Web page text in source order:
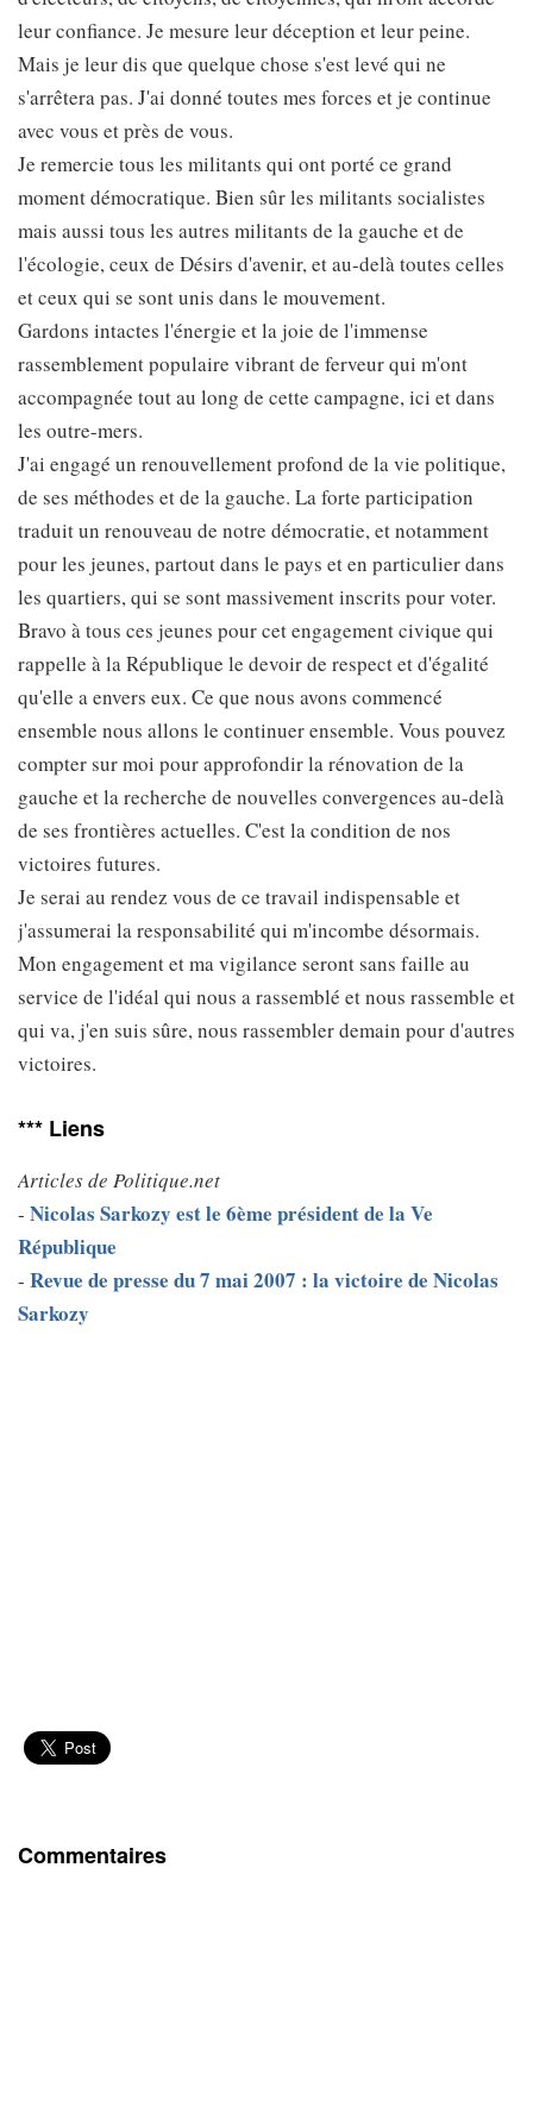
leur confiance. Je mesure leur déception et leur peine.
Mais je leur dis que quelque chose s'est levé qui ne
s'arrêtera pas. J'ai donné toutes mes forces et je continue
avec vous et près de vous.
Je remercie tous les militants qui ont porté ce grand
moment démocratique. Bien sûr les militants socialistes
mais aussi tous les autres militants de la gauche et de
l'écologie, ceux de Désirs d'avenir, et au-delà toutes celles
et ceux qui se sont unis dans le mouvement.
Gardons intactes l'énergie et la joie de l'immense
rassemblement populaire vibrant de ferveur qui m'ont
accompagnée tout au long de cette campagne, ici et dans
les outre-mers.
J'ai engagé un renouvellement profond de la vie politique,
de ses méthodes et de la gauche. La forte participation
traduit un renouveau de notre démocratie, et notamment
pour les jeunes, partout dans le pays et en particulier dans
les quartiers, qui se sont massivement inscrits pour voter.
Bravo à tous ces jeunes pour cet engagement civique qui
rappelle à la République le devoir de respect et d'égalité
qu'elle a envers eux. Ce que nous avons commencé
ensemble nous allons le continuer ensemble. Vous pouvez
compter sur moi pour approfondir la rénovation de la
gauche et la recherche de nouvelles convergences au-delà
de ses frontières actuelles. C'est la condition de nos
victoires futures.
Je serai au rendez vous de ce travail indispensable et
j'assumerai la responsabilité qui m'incombe désormais.
Mon engagement et ma vigilance seront sans faille au
service de l'idéal qui nous a rassemblé et nous rassemble et
qui va, j'en suis sûre, nous rassembler demain pour d'autres
victoires.
*** Liens
Articles de Politique.net
- Nicolas Sarkozy est le 6ème président de la Ve
République
- Revue de presse du 7 mai 2007 : la victoire de Nicolas
Sarkozy
Commentaires